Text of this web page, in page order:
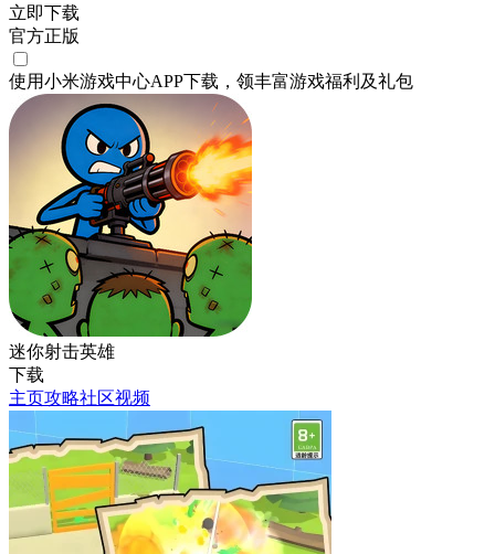
立即下载
官方正版
使用小米游戏中心APP下载 ，领丰富游戏福利 及礼包
迷你射击英雄
下载
主页攻略社区视频